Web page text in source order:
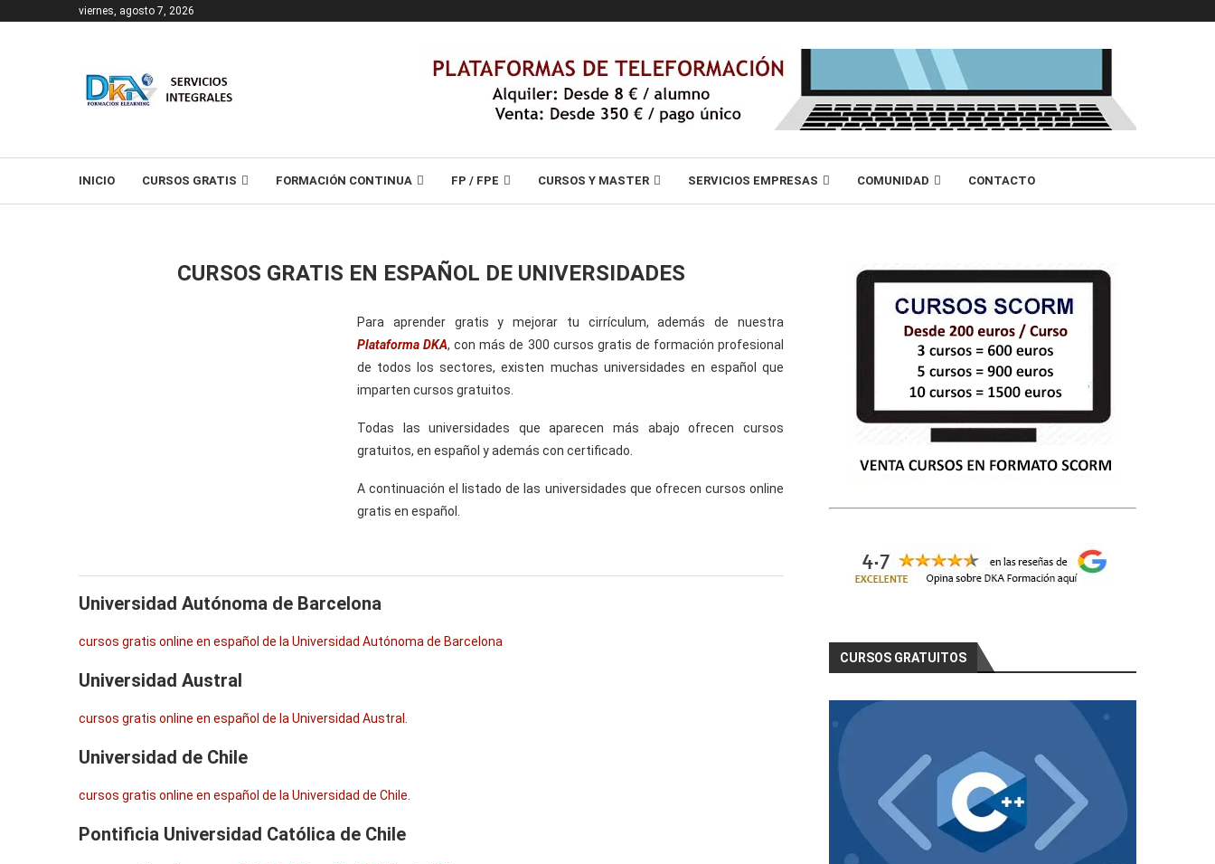
viernes, agosto 7, 2026
INICIO CURSOS GRATIS FORMACIÓN CONTINUA FP / FPE CURSOS Y MASTER SERVICIOS EMPRESAS COMUNIDAD CONTACTO
CURSOS GRATIS EN ESPAÑOL DE UNIVERSIDADES
Para aprender gratis y mejorar tu cirrículum, además de nuestra
Plataforma DKA, con más de 300 cursos gratis de formación profesional
de todos los sectores, existen muchas universidades en español que
imparten cursos gratuitos.
Todas las universidades que aparecen más abajo ofrecen cursos
gratuitos, en español y además con certificado.
A continuación el listado de las universidades que ofrecen cursos online
gratis en español.
Universidad Autónoma de Barcelona
cursos gratis online en español de la Universidad Autónoma de Barcelona
Universidad Austral
cursos gratis online en español de la Universidad Austral
Universidad de Chile
cursos gratis online en español de la Universidad de Chile
Pontificia Universidad Católica de Chile
CURSOS GRATUITOS